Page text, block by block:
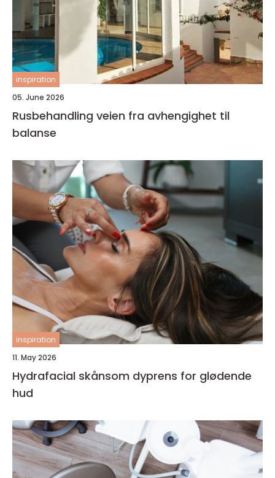
inspiration
05. June 2026
Rusbehandling veien fra avhengighet til
balanse
inspiration
11. May 2026
Hydrafacial skånsom dyprens for glødende
hud